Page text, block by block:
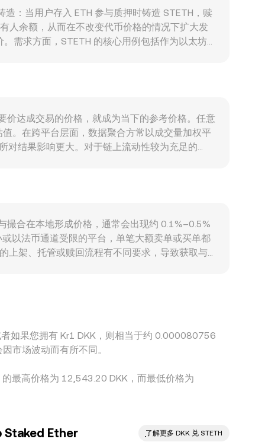
：当用户存入 ETH 参与质押时铸造 STETH，赎
人余额，从而在不改变代币价格的情况下扩大发
需求方面，STETH 的核心用例包括作为以太坊
权到期集中日引发的对冲需求、以及链上大额地
DKK 的 conversion rate。
达成交易的价格，就成为当下的参考价格。任意
。在跨平台层面，数据聚合方常以成交量加权平
对结果影响更大。对于链上流动性较为充足的
撮合在本地形成价格，通常会出现约 0.1%–0.5%
以法币通道受限的平台，单笔大额卖单或买单都
上架、托管或赎回流程有不同要求，导致获取与
如果您拥有 Kr1 DKK，则相当于约 0.000080756
市场波动而有所不同。
最高价格为 12,543.20 DKK，而最低价格为
Staked Ether ִִִִִִִִִִִִִִִִִִִִִִִִִִִִִִִִִִִִִִִִִִִִִִִ了解更多 DKK 兑 STETH